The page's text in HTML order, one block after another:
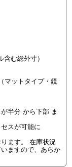
む総外寸）
マットタイプ・鏡
半分 から下部 ま
スが可能に
ます。 在庫状況
ますので、あらか